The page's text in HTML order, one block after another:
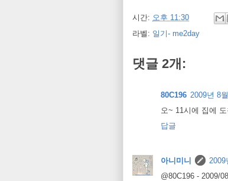
시간: 오후 11:30
라벨: 일기- me2day
댓글 2개:
80C196 2009년 8
오~ 11시에 집에
답글
아니미니
@80C196 - 2009/